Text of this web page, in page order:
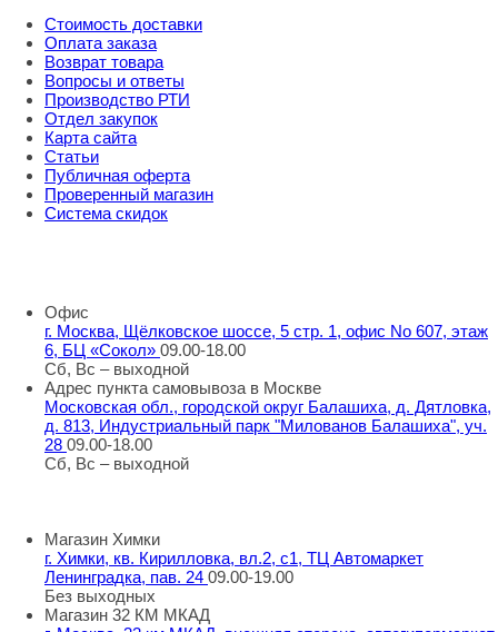
Стоимость доставки
Оплата заказа
Возврат товара
Вопросы и ответы
Производство РТИ
Отдел закупок
Карта сайта
Статьи
Публичная оферта
Проверенный магазин
Система скидок
Офис
г. Москва, Щёлковское шоссе, 5 стр. 1, офис No 607, этаж
6, БЦ «Сокол» 09.00-18.00
Сб, Вс – выходной
Адрес пункта самовывоза в Москве
Московская обл., городской округ Балашиха, д. Дятловка,
д. 813, Индустриальный парк "Милованов Балашиха", уч.
28 09.00-18.00
Сб, Вс – выходной
Магазин Химки
г. Химки, кв. Кирилловка, вл.2, с1, ТЦ Автомаркет
Ленинградка, пав. 24 09.00-19.00
Без выходных
Магазин 32 КМ МКАД